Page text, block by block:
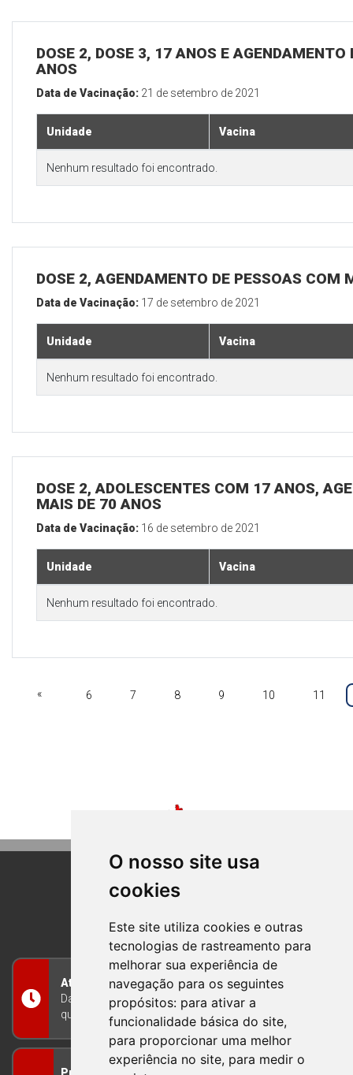
O nosso site usa
cookies
Este site utiliza cookies e outras
tecnologias de rastreamento para
melhorar sua experiência de
navegação para os seguintes
propósitos: para ativar a
funcionalidade básica do site,
para proporcionar uma melhor
experiência no site, para medir o
DOSE 2, DOSE 3, 17 ANOS E
ANOS
Data de Vacinação: 21 de setembro de 2021
Unidade Vacina
Nenhum resultado foi encontrado.
DOSE 2, AGENDAMENTO DE PESSOAS COM
Data de Vacinação: 17 de setembro de 2021
Unidade Vacina
Nenhum resultado foi encontrado.
DOSE 2, ADOLESCENTES COM 17 ANOS,
MAIS DE 70 ANOS
Data de Vacinação: 16 de setembro de 2021
Unidade Vacina
Nenhum resultado foi encontrado.
« 6 7 8 9 10 11
BOM PRINCIPIO
RIO GRANDE DO SUL
Atendimento
Das 8h às 12h e das 13h às 17h30, de segunda a
quinta-feira, e nas sextas-feiras das 7h às 13h